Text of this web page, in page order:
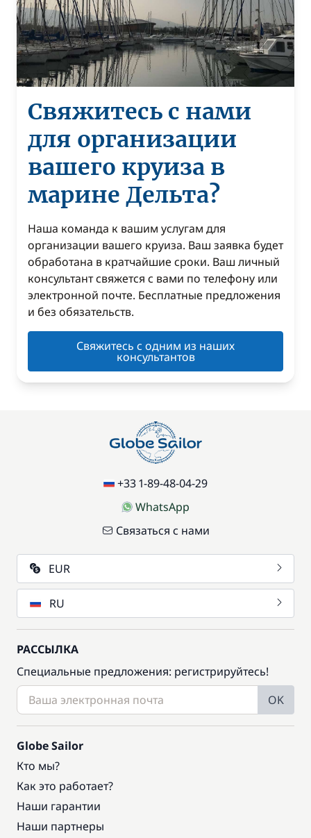
Свяжитесь с нами
для организации
вашего круиза в
марине Дельта?
Наша команда к вашим услугам для
организации вашего круиза. Ваш заявка будет
обработана в кратчайшие сроки. Ваш личный
консультант свяжется с вами по телефону или
электронной почте. Бесплатные предложения
и без обязательств.
Свяжитесь с одним из наших
консультантов
+33 1-89-48-04-29
WhatsApp
Связаться с нами
EUR
RU
РАССЫЛКА
Специальные предложения: регистрируйтесь!
OK
Globe Sailor
Кто мы?
Как это работает?
Наши гарантии
Наши партнеры